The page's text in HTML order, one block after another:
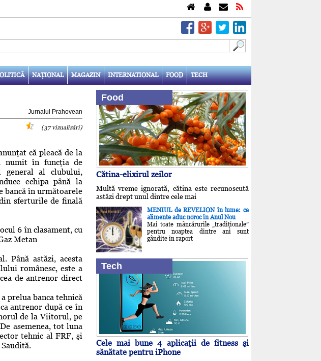
NAŢIONAL MAGAZIN INTERNATIONAL FOOD TECH
Jurnalul Prahovean
(37 vizualizări)
că pleacă de la
numit în funcţia de
general al clubului,
echipa până la
bancă în următoarele
sferturile de finală
6 în clasament, cu
Metan
Până astăzi, acesta
românesc, este a
de antrenor direct
prelua banca tehnică
antrenor după ce în
de la Viitorul, pe
asemenea, tot luna
tehnic al FRF, şi
Food
Cătina-elixirul zeilor
Multă vreme ignorată, cătina este recunoscută
astăzi drept unul dintre cele mai
MENIUL de REVELION în lume: ce
alimente aduc noroc în Anul Nou
Mai toate mâncărurile „tradiţionale”
pentru noaptea dintre ani sunt
gândite în raport
Tech
Cele mai bune 4 aplicaţii de fitness şi
sănătate pentru iPhone